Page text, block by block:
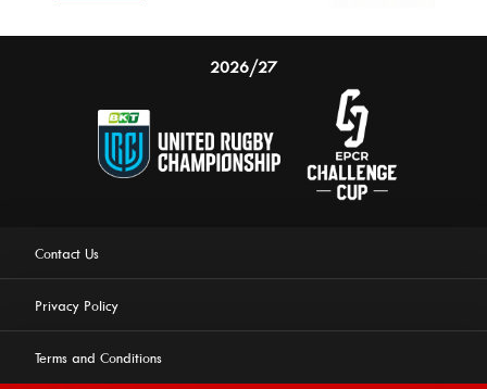
2026/27
Contact Us
Privacy Policy
Terms and Conditions